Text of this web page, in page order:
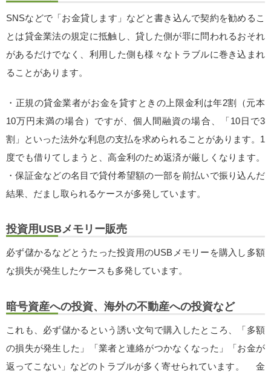
SNSなどで「お金貸します」などと書き込んで契約を勧めるこ
とは貸金業法の規定に抵触し、貸した側が罪に問われるおそれ
があるだけでなく、利用した側も様々なトラブルに巻き込まれ
ることがあります。
・正規の貸金業者がお金を貸すときの上限金利は年2割（元本
10万円未満の場合）ですが、個人間融資の場合、「10日で3
割」といった法外な利息の支払を求められることがあります。1
度でも借りてしまうと、高金利のため返済が厳しくなります。
・保証金などの名目で貸付希望額の一部を前払いで振り込んだ
結果、だまし取られるケースが多発しています。
投資用USBメモリー販売
必ず儲かるなどとうたった投資用のUSBメモリーを購入し多額
な損失が発生したケースも多発しています。
暗号資産への投資、海外の不動産への投資など
これも、必ず儲かるという誘い文句で購入したところ、「多額
の損失が発生した」「業者と連絡がつかなくなった」「お金が
返ってこない」などのトラブルが多く寄せられています。 金